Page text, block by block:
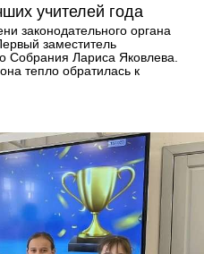
учителей года
законодательного органа
заместитель
Собрания Лариса Яковлева.
тепло обратилась к